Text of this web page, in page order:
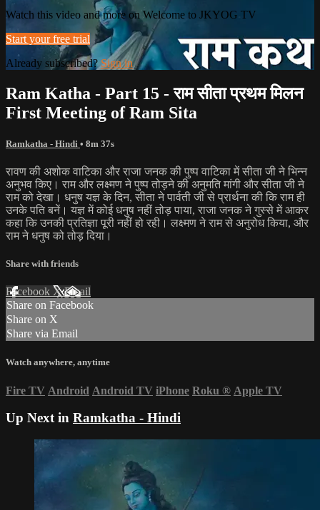
Watch this video and more on Welcome to JKYOG TV
Start your free trial
Already subscribed?Sign in
Ram Katha - Part 15 - राम सीता प्रथम मिलन
First Meeting of Ram Sita
Ramkatha - Hindi • 8m 37s
रावण की अशोक वाटिका और राजा जनक की पुष्प वाटिका में सीता जी ने भिन्न
अनुभव किए। राम और लक्ष्मण ने पुष्प तोड़ने की अनुमति मांगी और सीता जी ने
राम को देखा। धनुष यज्ञ के दिन, सीता ने पार्वती जी से प्रार्थना की कि राम ही
उनके पति बनें। यज्ञ में कोई धनुष नहीं तोड़ पाया, राजा जनक ने गुस्से में आकर
कहा कि उनकी प्रतिज्ञा पूरी नहीं हो रही। लक्ष्मण ने राम से अनुरोध किया, और
राम ने धनुष को तोड़ दिया।
Share with friends
Facebook XEmail
Share on Facebook
Share on X
Share via Email
Watch anywhere, anytime
Fire TV Android Android TV iPhone Roku ® Apple TV
Up Next in Ramkatha - Hindi